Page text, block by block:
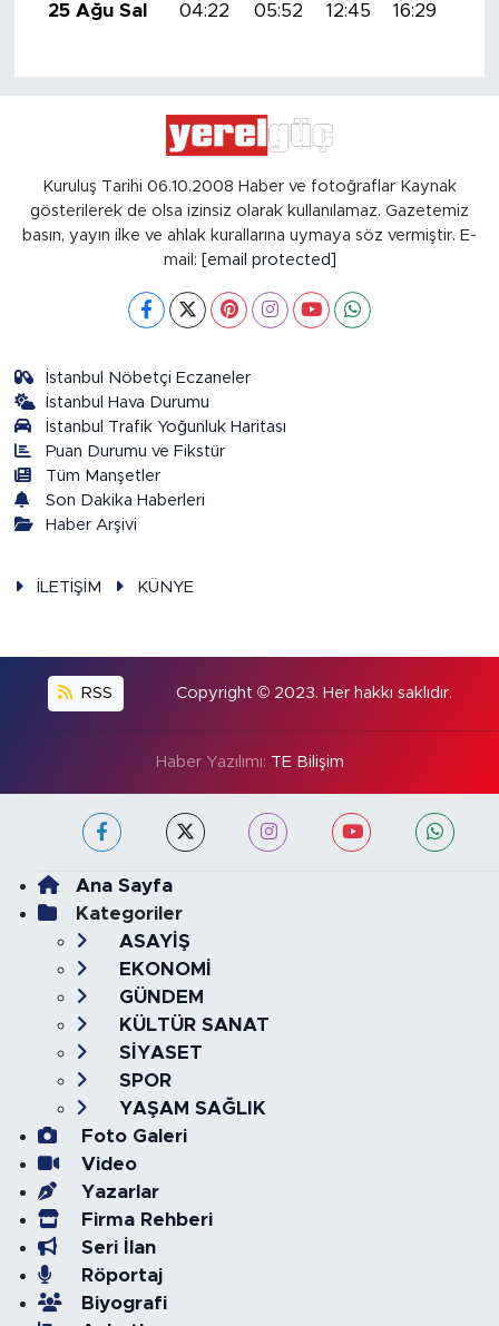
25 Ağu Sal
04:22 05:52 12:45 16:29
Kuruluş Tarihi 06.10.2008 Haber ve fotoğraflar Kaynak
gösterilerek de olsa izinsiz olarak kullanılamaz. Gazetemiz
basın, yayın ilke ve ahlak kurallarına uymaya söz vermiştir. E-
mail: [email protected]
İstanbul Nöbetçi Eczaneler
İstanbul Hava Durumu
İstanbul Trafik Yoğunluk Haritası
Puan Durumu ve Fikstür
Tüm Manşetler
Son Dakika Haberleri
Haber Arşivi
İLETİŞİM KÜNYE
RSS Copyright © 2023. Her hakkı saklıdır.
Haber Yazılımı: TE Bilişim
Ana Sayfa
Kategoriler
ASAYİŞ
EKONOMİ
GÜNDEM
KÜLTÜR SANAT
SİYASET
SPOR
YAŞAM SAĞLIK
Foto Galeri
Video
Yazarlar
Firma Rehberi
Seri İlan
Röportaj
Biyografi